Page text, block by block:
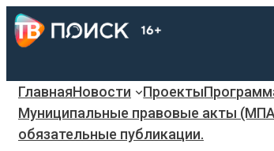
ГлавнаяНовости Проекты
Муниципальные правовые акты
обязательные публикации.